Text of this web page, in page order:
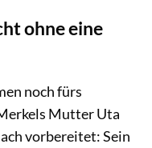
ohne eine
noch fürs
Mutter Uta
vorbereitet: Sein